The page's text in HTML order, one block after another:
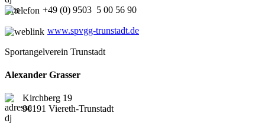
+49 (0) 9503 5 00 56 90
www.spvgg-trunstadt.de
Sportangelverein Trunstadt
Alexander Grasser
Kirchberg 19
96191 Viereth-Trunstadt